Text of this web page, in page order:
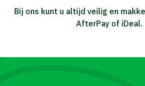
Bij ons kunt u altijd veilig en
AfterPay of iDeal.